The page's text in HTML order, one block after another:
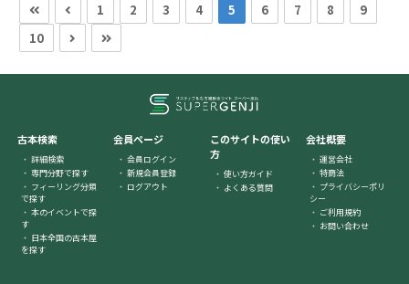
1 2 3 4 5 6 7 8
9
10
古本検索
詳細検索
専門分野で探す
フィーリング分類
で探す
本のイベントで探
す
日本全国の古本屋
を探す
会員ページ
会員ログイン
新規会員登録
ログアウト
このサイトの使い
方
使い方ガイド
よくある質問
会社概要
運営会社
特商法
プライバシーポリ
シー
ご利用規約
お問い合わせ